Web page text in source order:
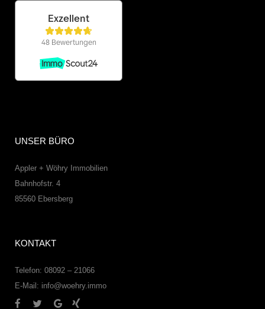
UNSER BÜRO
Appler + Wöhry Immobilien
Bahnhofstr. 4
85560 Ebersberg
KONTAKT
Telefon: 08092 – 21066
E-Mail: info@woehry.immo